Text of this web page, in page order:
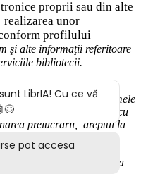
proprii sau din alte
realizarea unor
profilului
şi alte informaţii referitoare
bibliotecii.
(
la rectificarea datelor mele
la ştergere
mele cu
prelucrării, dreptul la
autom
în care-mi pot exercita